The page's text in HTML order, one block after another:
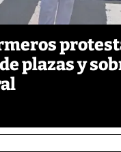
plazas y